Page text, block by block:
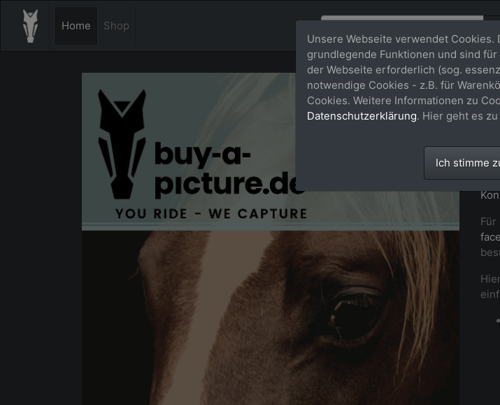
Home Shop
Unsere Webseite verwendet Cookies.
grundlegende Funktionen und sind
der Webseite erforderlich (sog.
notwendige Cookies - z.B. für
Cookies. Weitere Informationen zu
Datenschutzerklärung. Hier geht es
Ich stimme